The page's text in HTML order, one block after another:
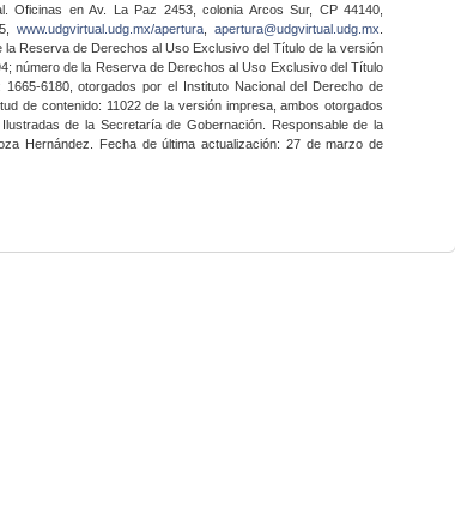
Oficinas en Av. La Paz 2453, colonia Arcos Sur, CP 44140,
www.udgvirtual.udg.mx/apertura apertura@udgvirtual.udg.mx
Reserva de Derechos al Uso Exclusivo del Título de la versión
número de la Reserva de Derechos al Uso Exclusivo del Título
6180, otorgados por el Instituto Nacional del Derecho de
de contenido: 11022 de la versión impresa, ambos otorgados
de la Secretaría de Gobernación. Responsable de la
Hernández. Fecha de última actualización: 27 de marzo de